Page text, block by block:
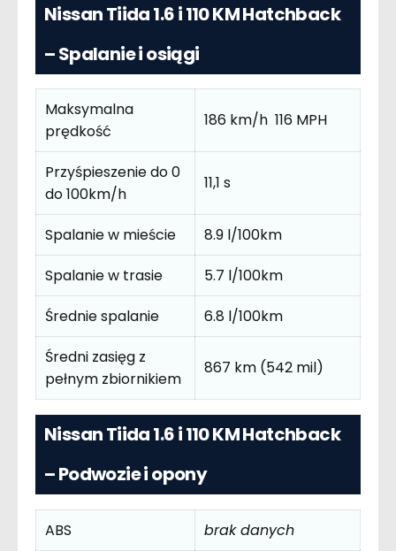
Nissan Tiida 1.6 i 110 KM Hatchback
– Spalanie i osiągi
Maksymalna
prędkość
186 km/h 116 MPH
Przyśpieszenie do 0
do 100km/h
11,1 s
Spalanie w mieście
8.9 l/100km
Spalanie w trasie
5.7 l/100km
Średnie spalanie
6.8 l/100km
Średni zasięg z
pełnym zbiornikiem
867 km (542 mil)
Nissan Tiida 1.6 i 110 KM Hatchback
– Podwozie i opony
ABS
brak danych